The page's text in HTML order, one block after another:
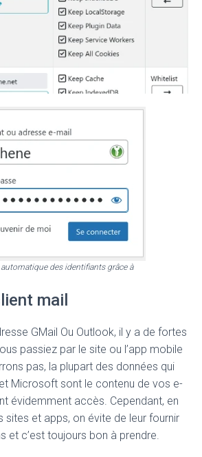
des identifiants grâce à
mail
GMail Ou Outlook, il y a de fortes
passiez par le site ou l’app mobile
pas, la plupart des données qui
Microsoft sont le contenu de vos e-
évidemment accès. Cependant, en
sites et apps, on évite de leur fournir
et c’est toujours bon à prendre.